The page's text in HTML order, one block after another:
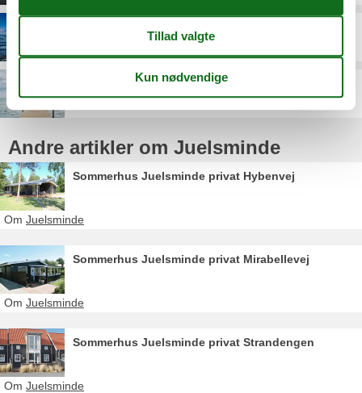
Andre artikler om Juelsminde
Sommerhus Juelsminde privat Hybenvej
Om Juelsminde
Sommerhus Juelsminde privat Mirabellevej
Om Juelsminde
Sommerhus Juelsminde privat Strandengen
Om Juelsminde